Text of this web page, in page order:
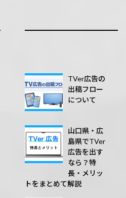
TVer広告の
出稿フロー
について
山口県・広
島県でTVer
広告を出す
なら？特
長・メリッ
トをまとめて解説